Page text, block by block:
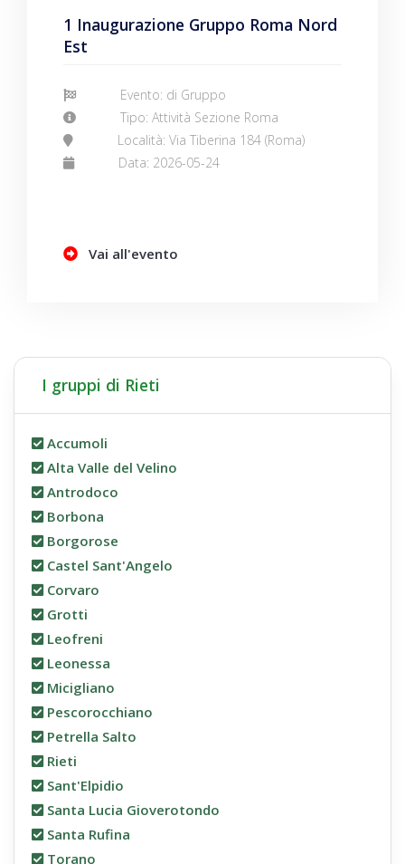
1 Inaugurazione Gruppo Roma Nord
Est
Evento: di Gruppo
Tipo: Attività Sezione Roma
Località: Via Tiberina 184 (Roma)
Data: 2026-05-24
Vai all'evento
I gruppi di Rieti
Accumoli
Alta Valle del Velino
Antrodoco
Borbona
Borgorose
Castel Sant'Angelo
Corvaro
Grotti
Leofreni
Leonessa
Micigliano
Pescorocchiano
Petrella Salto
Rieti
Sant'Elpidio
Santa Lucia Gioverotondo
Santa Rufina
Torano